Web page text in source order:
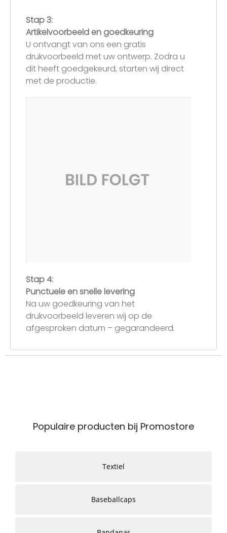
Stap 3:
Artikelvoorbeeld en goedkeuring
U ontvangt van ons een gratis
drukvoorbeeld met uw ontwerp. Zodra u
dit heeft goedgekeurd, starten wij direct
met de productie.
Stap 4:
Punctuele en snelle levering
Na uw goedkeuring van het
drukvoorbeeld leveren wij op de
afgesproken datum – gegarandeerd.
Populaire producten bij Promostore
Textiel
Baseballcaps